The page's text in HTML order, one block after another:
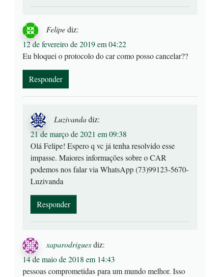
Felipediz:
12 de fevereiro de 2019 em 04:22
Eu bloquei o protocolo do car como posso cancelar??
Responder
Luzivandadiz:
21 de março de 2021 em 09:38
Olá Felipe! Espero q vc já tenha resolvido esse
impasse. Maiores informações sobre o CAR
podemos nos falar via WhatsApp (73)99123-5670-
Luzivanda
Responder
xaparodriguesdiz:
14 de maio de 2018 em 14:43
pessoas comprometidas para um mundo melhor. Isso